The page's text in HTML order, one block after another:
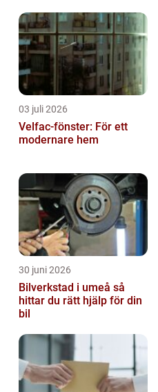
03 juli 2026
Velfac-fönster: För ett
modernare hem
30 juni 2026
Bilverkstad i umeå så
hittar du rätt hjälp för din
bil